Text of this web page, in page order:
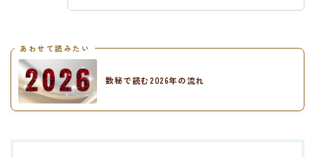
あわせて読みたい
数秘で読む2026年の流れ